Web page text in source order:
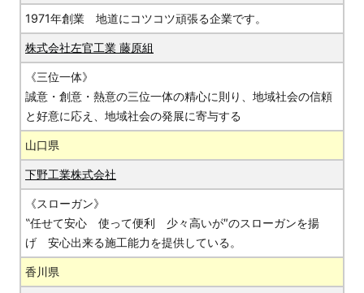
1971年創業 地道にコツコツ頑張る企業です。
株式会社左官工業 藤原組
《三位一体》
誠意・創意・熱意の三位一体の精心に則り、地域社会の信頼
と好意に応え、地域社会の発展に寄与する
山口県
下野工業株式会社
《スローガン》
‟任せて安心 使って便利 少々高いが″のスローガンを揚
げ 安心出来る施工能力を提供している。
香川県